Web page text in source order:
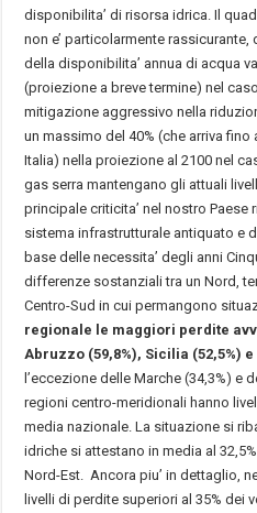
disponibilita’ di risorsa idrica. Il
non e’ particolarmente
della disponibilita’ annua di acqua
(proiezione a breve termine) nel
mitigazione aggressivo nella
un massimo del 40% (che arriva fino
Italia) nella proiezione al 2100 nel
gas serra mantengano gli attuali
principale criticita’ nel nostro Paese
sistema infrastrutturale antiquato e
base delle necessita’ degli anni
differenze sostanziali tra un Nord,
Centro-Sud in cui permangono
regionale le maggiori perdite
Abruzzo (59,8%), Sicilia (52,5%)
l’eccezione delle Marche (34,3%) e
regioni centro-meridionali hanno
media nazionale. La situazione si
idriche si attestano in media al
Nord-Est. Ancora piu’ in dettaglio,
livelli di perdite superiori al 35% dei